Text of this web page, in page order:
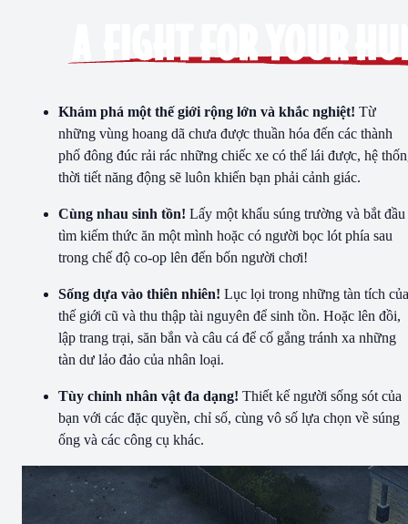
Khám phá một thế giới rộng lớn và khắc nghiệt! Từ
những vùng hoang dã chưa được thuần hóa đến các thành
phố đông đúc rải rác những chiếc xe có thể lái được, hệ
thời tiết năng động sẽ luôn khiến bạn phải cảnh giác.
Cùng nhau sinh tồn! Lấy một khẩu súng trường và bắt đầu
tìm kiếm thức ăn một mình hoặc có người bọc lót phía sau
trong chế độ co-op lên đến bốn người chơi!
Sống dựa vào thiên nhiên! Lục lọi trong những tàn tích của
thế giới cũ và thu thập tài nguyên để sinh tồn. Hoặc lên đồi,
lập trang trại, săn bắn và câu cá để cố gắng tránh xa những
tàn dư lảo đảo của nhân loại.
Tùy chỉnh nhân vật đa dạng! Thiết kế người sống sót của
bạn với các đặc quyền, chỉ số, cùng vô số lựa chọn về súng
ống và các công cụ khác.